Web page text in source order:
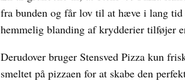
fra bunden og får lov til at hæve i lang tid
hemmelig blanding af krydderier tilføjer
Derudover bruger Stensved Pizza kun
smeltet på pizzaen for at skabe den